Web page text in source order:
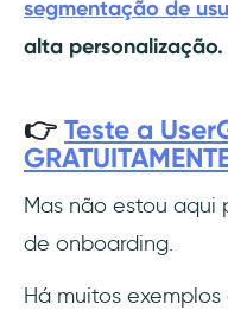
segmentação de
alta personalização.
👉 Teste a
Mas não estou aqui
de onboarding.
Há muitos